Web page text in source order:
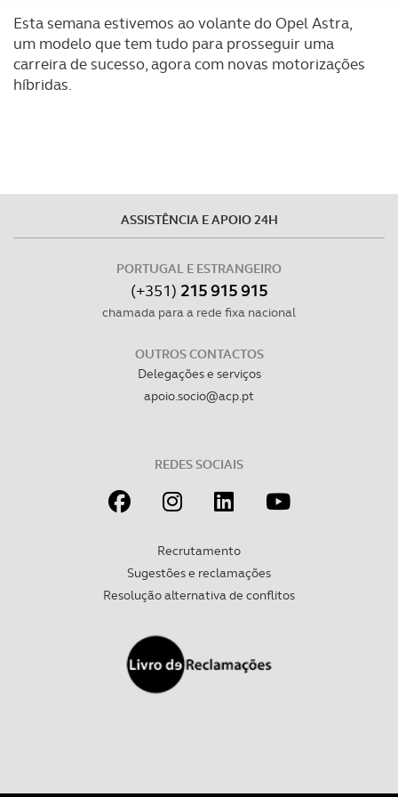
Adicionalmente partilhamos informação, relativa à sua
utilização do nosso site de publicidade e de análise, com
parceiros e organizações na UE e em países terceiros.
tecnologias similares pode ter impacto na sua
disponibilizados.
Consulte a política de cookies do site.
Esta semana estivemos ao volante do Opel Astra,
um modelo que tem tudo para prosseguir uma
carreira de sucesso, agora com novas motorizações
híbridas.
ASSISTÊNCIA E APOIO 24H
PORTUGAL E ESTRANGEIRO
(+351) 215 915 915
chamada para a rede fixa nacional
OUTROS CONTACTOS
Delegações e serviços
apoio.socio@acp.pt
REDES SOCIAIS
Recrutamento
Sugestões e reclamações
Resolução alternativa de conflitos